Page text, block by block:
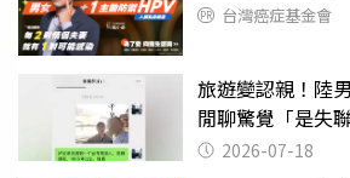
台灣癌症基金會
旅遊變認親！陸
閒聊驚覺「是失
2026-07-18